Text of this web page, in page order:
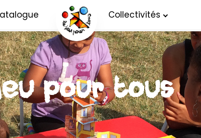
Collectivités
pour tous